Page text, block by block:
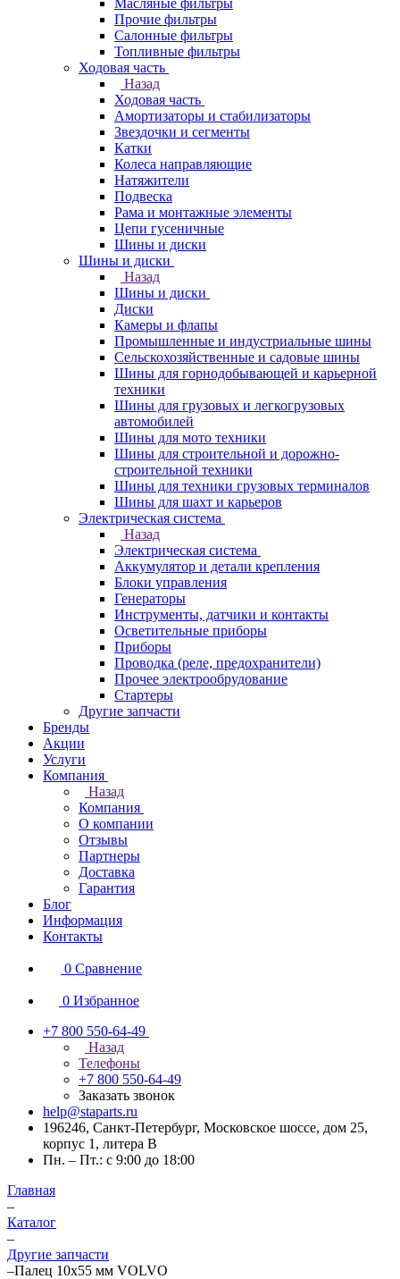
Масляные фильтры
Прочие фильтры
Салонные фильтры
Топливные фильтры
Ходовая часть
Назад
Ходовая часть
Амортизаторы и стабилизаторы
Звездочки и сегменты
Катки
Колеса направляющие
Натяжители
Подвеска
Рама и монтажные элементы
Цепи гусеничные
Шины и диски
Шины и диски
Назад
Шины и диски
Диски
Камеры и флапы
Промышленные и индустриальные шины
Сельскохозяйственные и садовые шины
Шины для горнодобывающей и карьерной
техники
Шины для грузовых и легкогрузовых
автомобилей
Шины для мото техники
Шины для строительной и дорожно-
строительной техники
Шины для техники грузовых терминалов
Шины для шахт и карьеров
Электрическая система
Назад
Электрическая система
Аккумулятор и детали крепления
Блоки управления
Генераторы
Инструменты, датчики и контакты
Осветительные приборы
Приборы
Проводка (реле, предохранители)
Прочее электрообрудование
Стартеры
Другие запчасти
Бренды
Акции
Услуги
Компания
Назад
Компания
О компании
Отзывы
Партнеры
Доставка
Гарантия
Блог
Информация
Контакты
0 Сравнение
0 Избранное
+7 800 550-64-49
Назад
Телефоны
+7 800 550-64-49
Заказать звонок
help@staparts.ru
196246, Санкт-Петербург, Московское шоссе, дом 25,
корпус 1, литера В
Пн. – Пт.: с 9:00 до 18:00
Главная
–
Каталог
–
Другие запчасти
–Палец 10х55 мм VOLVO